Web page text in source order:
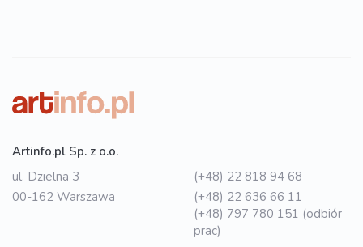
Artinfo.pl Sp. z o.o.
ul. Dzielna 3
00-162 Warszawa
(+48) 22 818 94 68
(+48) 22 636 66 11
(+48) 797 780 151 (odbiór
prac)